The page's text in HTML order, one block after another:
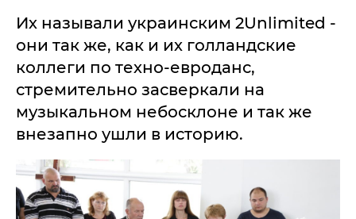
Их называли украинским 2Unlimited -
они так же, как и их голландские
коллеги по техно-евроданс,
стремительно засверкали на
музыкальном небосклоне и так же
внезапно ушли в историю.